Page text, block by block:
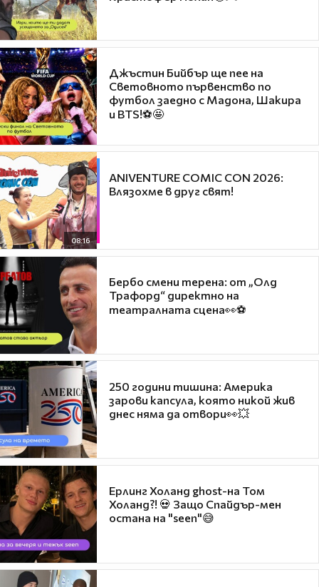
Джъстин Бийбър ще пее на
Световното първенство по
футбол заедно с Мадона, Шакира
и BTS!⚽🤩
08:16
ANIVENTURE COMIC CON 2026:
Влязохме в друг свят!
Бербо смени терена: от „Олд
Трафорд“ директно на
театралната сцена👀⚽
250 години тишина: Америка
зарови капсула, която никой жив
днес няма да отвори👀💥
Ерлинг Холанд ghost-на Том
Холанд?! 💀 Защо Спайдър-мен
остана на "seen"😅